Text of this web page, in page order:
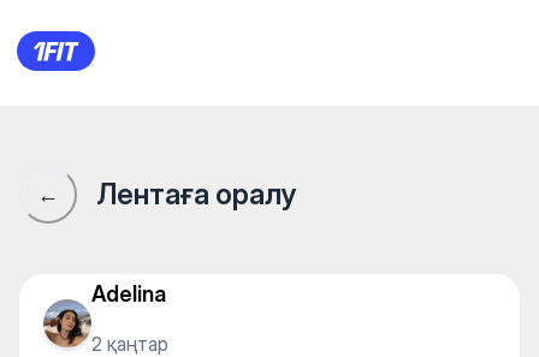
Avantgarde Навои — Gym
← Лентаға оралу
Adelina
2 қаңтар